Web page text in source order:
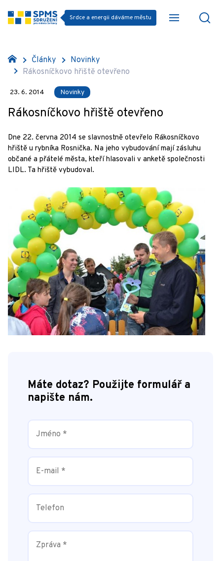
Srdce a energii dáváme městu
Články
Novinky
Rákosníčkovo hřiště otevřeno
23. 6. 2014 Novinky
Rákosníčkovo hřiště otevřeno
Dne 22. června 2014 se slavnostně otevřelo Rákosníčkovo
hřiště u rybníka Rosnička. Na jeho vybudování mají zásluhu
občané a přátelé města, kteří hlasovali v anketě společnosti
LIDL. Ta hřiště vybudoval.
Máte dotaz? Použijte formulář a
napište nám.